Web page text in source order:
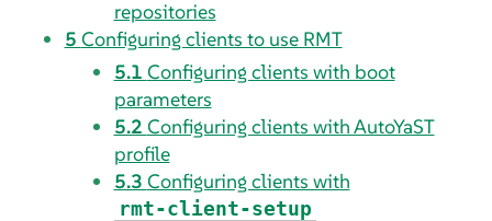
repositories
5 Configuring clients to use RMT
5.1 Configuring clients with boot
parameters
5.2 Configuring clients with AutoYaST
profile
5.3 Configuring clients with
rmt-client-setup